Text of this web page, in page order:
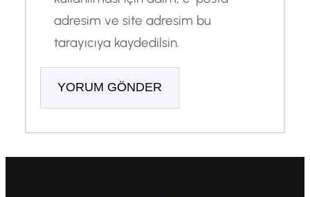
adresim ve site adresim bu
tarayıcıya kaydedilsin.